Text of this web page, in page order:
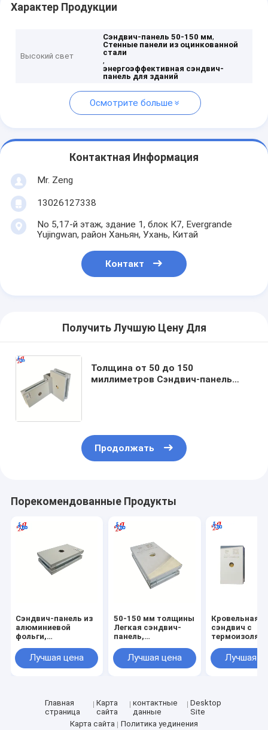
Характер Продукции
Высокий свет
Сэндвич-панель 50-150 мм,
Стенные панели из оцинкованной
стали
,
энергоэффективная сэндвич-
панель для зданий
Осмотрите больше
Контактная Информация
Mr. Zeng
13026127338
No 5,17-й этаж, здание 1, блок К7, Evergrande
Yujingwan, район Ханьян, Ухань, Китай
Контакт
Получить Лучшую Цену Для
Толщина от 50 до 150
миллиметров Сэндвич-панель
Продолжать
Порекомендованные Продукты
Сэндвич-панель из
алюминиевой
фольги,
оцинкованной
стали,
по звукоизоляции
Лучшая цена
50-150 мм толщины
Легкая сэндвич-
панель,
повышения
энергоэффективности
Лучшая цена
Кровельная
сэндвич с
стали,
прочность
Лучшая
Главная
страница
Карта
сайта
контактные
данные
Desktop
Site
Карта сайта
Политика уединения